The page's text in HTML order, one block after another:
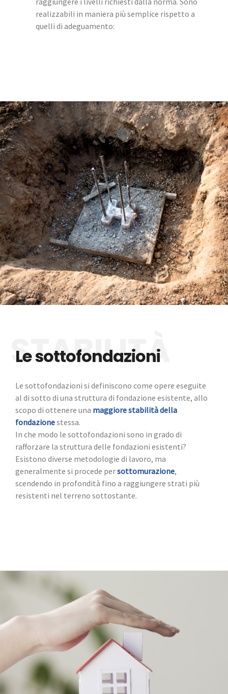
realizzabili in maniera più semplice rispetto a
quelli di adeguamento:
Le sottofondazioni
Le sottofondazioni si definiscono come opere eseguite
al di sotto di una struttura di fondazione esistente, allo
scopo di ottenere una maggiore stabilità della
fondazionestessa.
In che modo le sottofondazioni sono in grado di
rafforzare la struttura delle fondazioni esistenti?
Esistono diverse metodologie di lavoro, ma
generalmente si procede persottomurazione,
scendendo in profondità fino a raggiungere strati più
resistenti nel terreno sottostante.